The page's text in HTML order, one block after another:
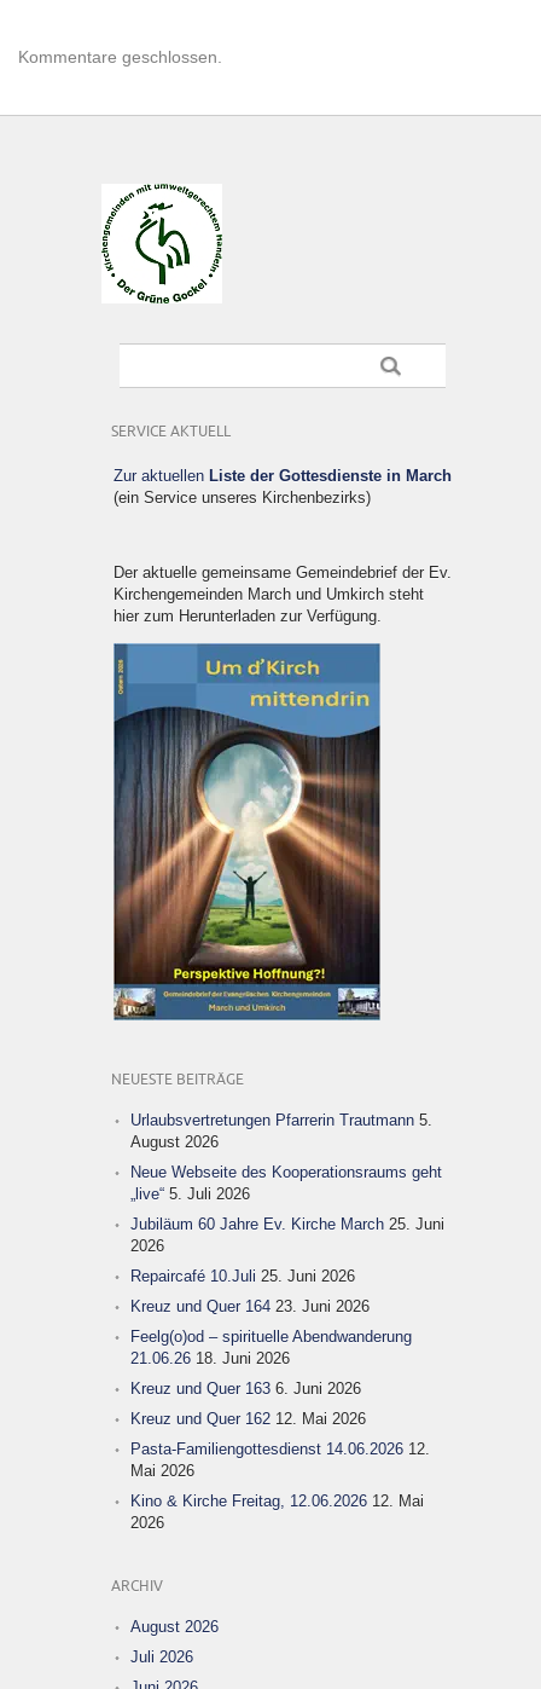
Kommentare geschlossen.
SERVICE AKTUELL
Zur aktuellen Liste der Gottesdienste in March
(ein Service unseres Kirchenbezirks)
Der aktuelle gemeinsame Gemeindebrief der Ev.
Kirchengemeinden March und Umkirch steht
hier zum Herunterladen zur Verfügung.
NEUESTE BEITRÄGE
Urlaubsvertretungen Pfarrerin Trautmann 5.
August 2026
Neue Webseite des Kooperationsraums geht
„live“ 5. Juli 2026
Jubiläum 60 Jahre Ev. Kirche March 25. Juni
2026
Repaircafé 10.Juli 25. Juni 2026
Kreuz und Quer 164 23. Juni 2026
Feelg(o)od – spirituelle Abendwanderung
21.06.26 18. Juni 2026
Kreuz und Quer 163 6. Juni 2026
Kreuz und Quer 162 12. Mai 2026
Pasta-Familiengottesdienst 14.06.2026 12.
Mai 2026
Kino & Kirche Freitag, 12.06.2026 12. Mai
2026
ARCHIV
August 2026
Juli 2026